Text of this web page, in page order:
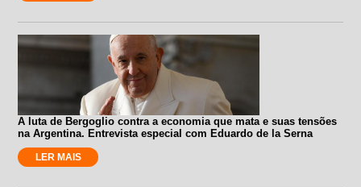
A luta de Bergoglio contra a economia que mata e suas tensões
na Argentina. Entrevista especial com Eduardo de la Serna
LER MAIS